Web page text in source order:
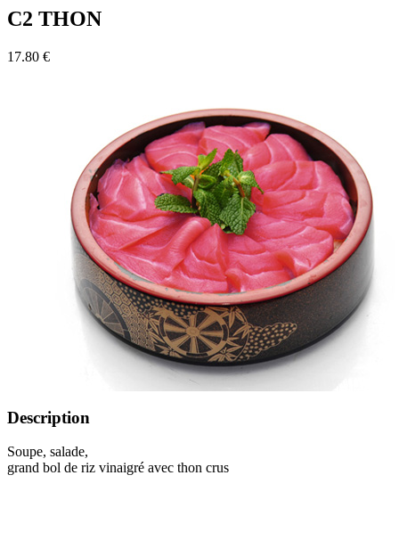
C2 THON
17.80 €
Description
Soupe, salade,
grand bol de riz vinaigré avec thon crus